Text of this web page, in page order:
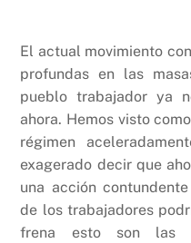
e
b
o
o
k
s
A
p
p
El actual movimiento
profundas en las
pueblo trabajador ya
ahora. Hemos visto
régimen
exagerado decir que
una acción
de los trabajadores
frena esto son las